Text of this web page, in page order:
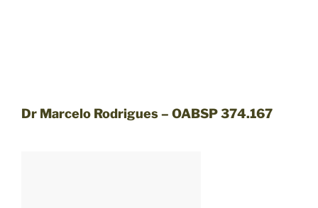
Dr Marcelo Rodrigues – OABSP 374.167